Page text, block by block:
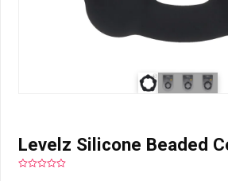
Levelz Silicone Beaded